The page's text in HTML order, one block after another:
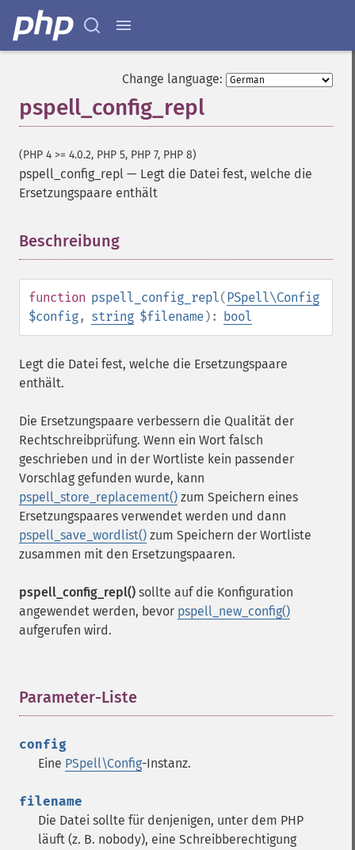
Change language:
pspell_config_repl
(PHP 4 >= 4.0.2, PHP 5, PHP 7, PHP 8)
pspell_config_repl — Legt die Datei fest, welche die
Ersetzungspaare enthält
Beschreibung
function pspell_config_repl(PSpell\Config
$config, string $filename): bool
Legt die Datei fest, welche die Ersetzungspaare
enthält.
Die Ersetzungspaare verbessern die Qualität der
Rechtschreibprüfung. Wenn ein Wort falsch
geschrieben und in der Wortliste kein passender
Vorschlag gefunden wurde, kann
pspell_store_replacement() zum Speichern eines
Ersetzungspaares verwendet werden und dann
pspell_save_wordlist() zum Speichern der Wortliste
zusammen mit den Ersetzungspaaren.
pspell_config_repl() sollte auf die Konfiguration
angewendet werden, bevor pspell_new_config()
aufgerufen wird.
Parameter-Liste
config
Eine PSpell\Config-Instanz.
filename
Die Datei sollte für denjenigen, unter dem PHP
läuft (z. B. nobody), eine Schreibberechtigung